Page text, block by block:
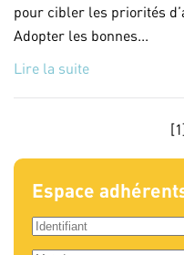
pour cibler les priorités
Adopter les bonnes...
Lire la suite
[1
Espace